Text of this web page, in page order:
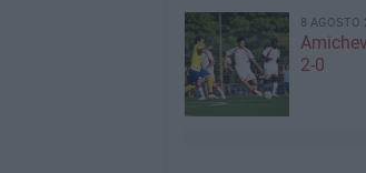
8 AGOSTO
2-0